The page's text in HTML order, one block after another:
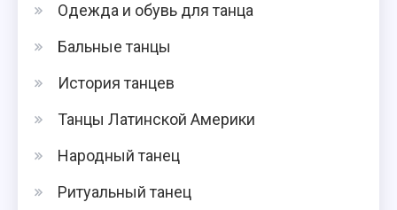
Одежда и обувь для танца
Бальные танцы
История танцев
Танцы Латинской Америки
Народный танец
Ритуальный танец